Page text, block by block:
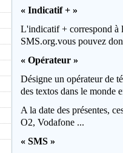
« Indicatif + »
L'indicatif + correspond à
SMS.org.vous pouvez
« Opérateur »
Désigne un opérateur de
des textos dans le monde
A la date des présentes,
O2, Vodafone ...
« SMS »